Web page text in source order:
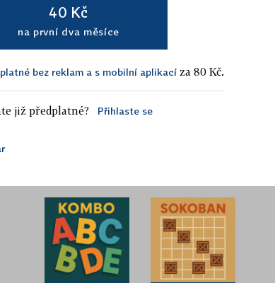
40 Kč
na první dva měsíce
bez reklam a s mobilní aplikací za 80 Kč.
již předplatné? Přihlaste se